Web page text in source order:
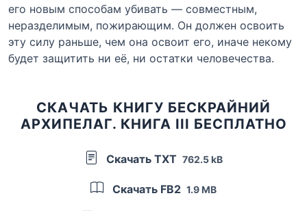
его новым способам убивать — совместным,
неразделимым, пожирающим. Он должен освоить
эту силу раньше, чем она освоит его, иначе некому
будет защитить ни её, ни остатки человечества.
СКАЧАТЬ КНИГУ БЕСКРАЙНИЙ
АРХИПЕЛАГ. КНИГА III БЕСПЛАТНО
Скачать TXT 762.5 kB
Скачать FB2 1.9 MB